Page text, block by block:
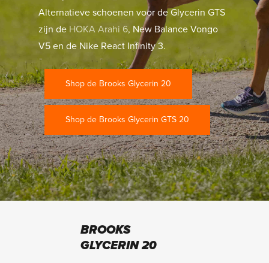
Alternatieve schoenen voor de Glycerin GTS
zijn de HOKA Arahi 6, New Balance Vongo
V5 en de Nike React Infinity 3.
Shop de Brooks Glycerin 20
Shop de Brooks Glycerin GTS 20
BROOKS
GLYCERIN 20